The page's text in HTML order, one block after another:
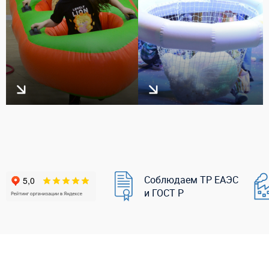
Соблюдаем ТР ЕАЭС
и ГОСТ Р